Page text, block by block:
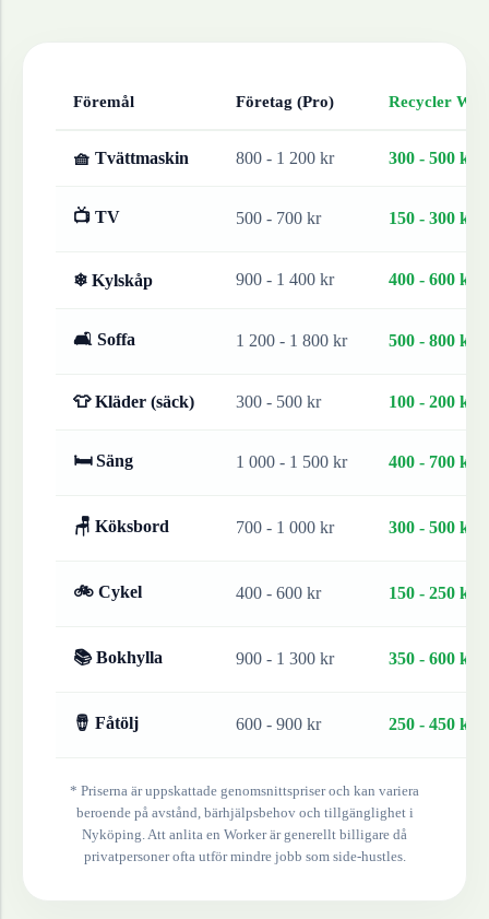
Föremål Företag (Pro) Recycler
🧺 Tvättmaskin 800 - 1 200 kr 300 - 500 kr
📺 TV 500 - 700 kr 150 - 300 kr
❄ Kylskåp 900 - 1 400 kr 400 - 600 kr
🛋 Soffa 1 200 - 1 800 kr 500 - 800 kr
👕 Kläder (säck) 300 - 500 kr 100 - 200 kr
🛏 Säng 1 000 - 1 500 kr 400 - 700 kr
🪑 Köksbord 700 - 1 000 kr 300 - 500 kr
🚲 Cykel 400 - 600 kr 150 - 250 kr
📚 Bokhylla 900 - 1 300 kr 350 - 600 kr
🪘 Fåtölj 600 - 900 kr 250 - 450 kr
* Priserna är uppskattade genomsnittspriser och kan variera
beroende på avstånd, bärhjälpsbehov och tillgänglighet i
Nyköping. Att anlita en Worker är generellt billigare då
privatpersoner ofta utför mindre jobb som side-hustles.